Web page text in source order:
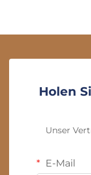
Holen
Unser
E-Mail